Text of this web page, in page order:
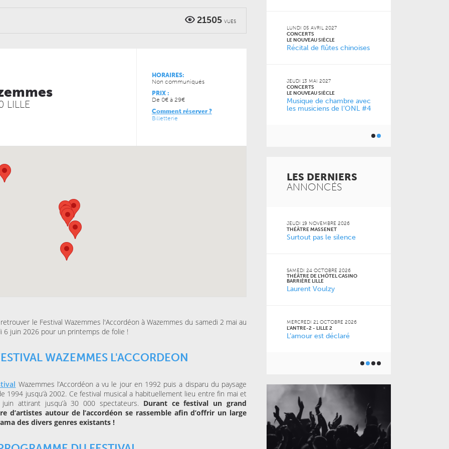
21505 VUES
LILLE
HORAIRES:
Non communiqués
PRIX :
De 0€ à 29€
Comment réserver ?
Billetterie
le Festival Wazemmes l'Accordéon à Wazemmes du samedi 2 mai au
6 juin 2026 pour un printemps de folie !
WAZEMMES L'ACCORDEON
Wazemmes l’Accordéon a vu le jour en 1992 puis a disparu du paysage
1994 jusqu’à 2002. Ce festival musical a habituellement lieu entre fin mai et
attirant jusqu’à 30 000 spectateurs. Durant ce festival un grand
d’artistes autour de l’accordéon se rassemble afin d’offrir un large
des divers genres existants !
CONCERTS
LE NOUVEAU SIÈCLE
VENDREDI 11 DÉCEMBRE 2026
LE NOUVEAU SIÈCLE
JEUDI 04 FÉVRIER 2027
LE NOUVEAU SIÈCLE
Just Play
LUNDI 05 AVRIL 2027
CONCERTS
LE NOUVEAU SIÈCLE
Récital de flûtes chinoises
JEUDI 13 MAI 2027
CONCERTS
LE NOUVEAU SIÈCLE
Musique de chambre avec
les musiciens de l’ONL #4
LES DERNIERS
ANNONCÉS
JEUDI 15 OCTOBRE 2026
MAISON FOLIE MOULINS
Le Syndrome du
Spaghetti de la Cie Lolium
la Bulle Café
JEUDI 19 NOVEMBRE 2026
THÉÂTRE MASSENET
Surtout pas le silence
SAMEDI 24 OCTOBRE 2026
THÉÂTRE DE L'HÔTEL CASINO
BARRIÈRE LILLE
Laurent Voulzy
MERCREDI 21 OCTOBRE 2026
L'ANTRE-2 - LILLE 2
L’amour est déclaré